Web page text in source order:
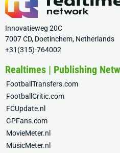
Innovatieweg 20C
7007 CD, Doetinchem, Netherlands
+31(315)-764002
Realtimes | Publishing
FootballTransfers.com
FootballCritic.com
FCUpdate.nl
GPFans.com
MovieMeter.nl
MusicMeter.nl